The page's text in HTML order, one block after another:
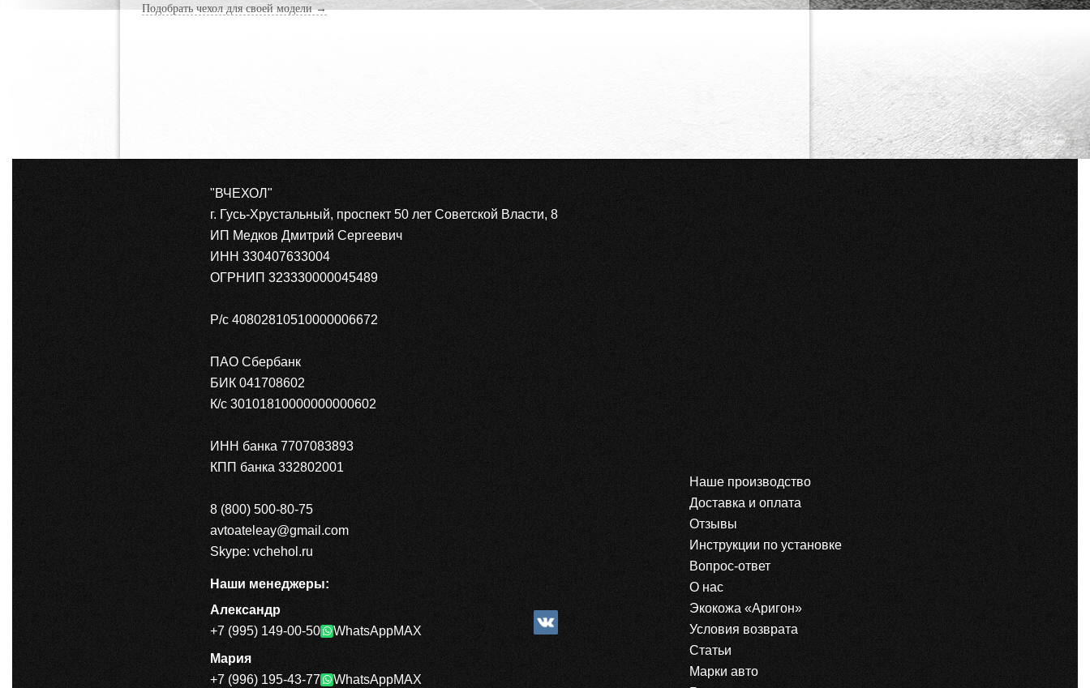
Подобрать чехол для своей модели →
"ВЧЕХОЛ"
г. Гусь-Хрустальный, проспект 50 лет Советской Власти, 8
ИП Медков Дмитрий Сергеевич
ИНН 330407633004
ОГРНИП 323330000045489
Р/с 40802810510000006672
ПАО Сбербанк
БИК 041708602
К/с 30101810000000000602
ИНН банка 7707083893
КПП банка 332802001
8 (800) 500-80-75
avtoateleay@gmail.com
Skype: vchehol.ru
Наши менеджеры:
Александр
+7 (995) 149-00-50
WhatsAppMAX
Мария
+7 (996) 195-43-77
WhatsAppMAX
Наше производство
Доставка и оплата
Отзывы
Инструкции по установке
Вопрос-ответ
О нас
Экокожа «Аригон»
Условия возврата
Статьи
Марки авто